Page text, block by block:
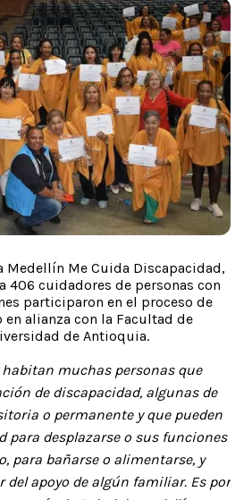
Medellín Me Cuida Discapacidad,
406 cuidadores de personas con
participaron en el proceso de
alianza con la Facultad de
de Antioquia.
muchas personas que
de discapacidad, algunas de
o permanente y que pueden
desplazarse o sus funciones
para bañarse o alimentarse, y
del apoyo de algún familiar. Es por